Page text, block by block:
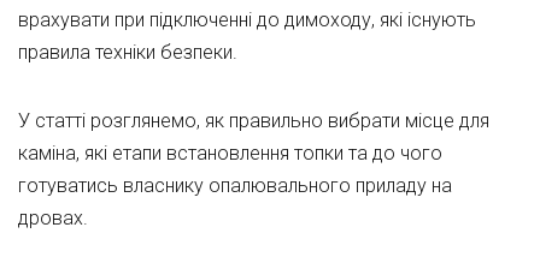
врахувати при підключенні до димоходу, які існують
правила техніки безпеки.
У статті розглянемо, як правильно вибрати місце для
каміна, які етапи встановлення топки та до чого
готуватись власнику опалювального приладу на
дровах.